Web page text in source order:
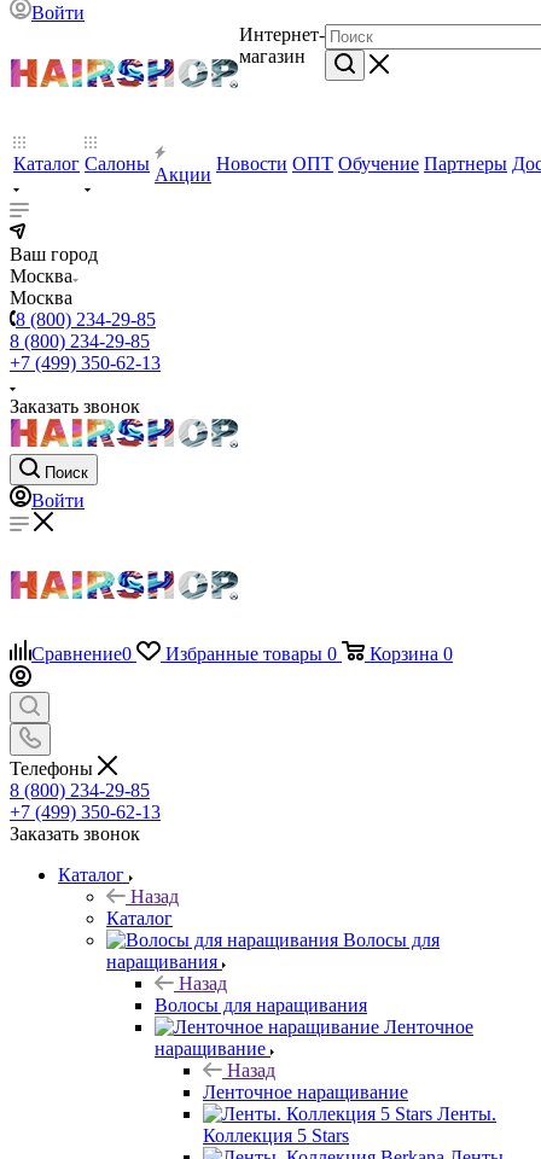
Войти
Интернет-
магазин
Каталог Салоны
Акции
Новости ОПТ Обучение Партнеры
Ваш город
Москва
Москва
8 (800) 234-29-85
8 (800) 234-29-85
+7 (499) 350-62-13
Заказать звонок
Поиск
Войти
Сравнение0 Избранные товары 0 Корзина 0
Телефоны
8 (800) 234-29-85
+7 (499) 350-62-13
Заказать звонок
Каталог
Назад
Каталог
Волосы для
наращивания
Назад
Волосы для наращивания
Ленточное
наращивание
Назад
Ленточное наращивание
Ленты.
Коллекция 5 Stars